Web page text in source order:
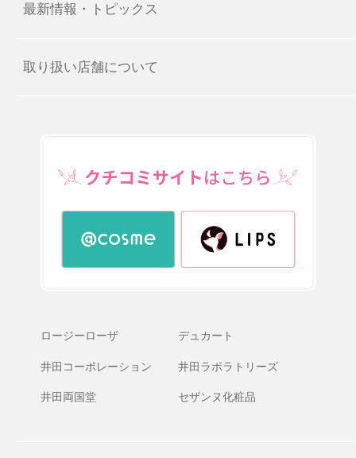
最新情報・トピックス
取り扱い店舗について
ロージーローザ デュカート
井田コーポレーション 井田ラボラトリーズ
井田両国堂 セザンヌ化粧品